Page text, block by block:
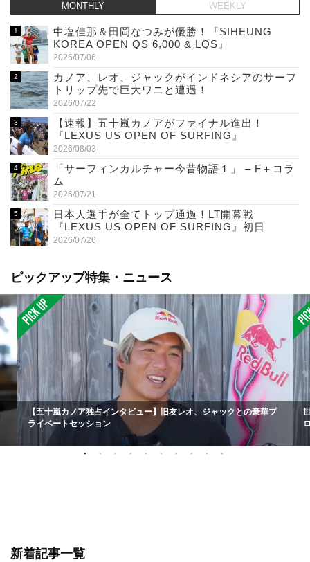
MONTHLY WEEKLY
中塩佳那＆田岡なつみが優勝！『SIHEUNG
KOREA OPEN QS 6,000 & LQS』
2026/07/06
カノア、レオ、ジャックがインドネシアのサーフ
トリップ先で巨大ワニと遭遇！
2026/07/22
【速報】五十嵐カノアがファイナル進出！
『LEXUS US OPEN OF SURFING』
2026/08/03
「サーフィンカルチャー今昔物語１」 – F＋コラ
ム
2026/07/21
日本人選手が全てトップ通過！LT開幕戦
『LEXUS US OPEN OF SURFING』初日
2026/07/26
ピックアップ特集・ニュース
【五十嵐カノア独占インタビュー】旧友レオ、ジャックとの豪華プ
ライベートセッション
新着記事一覧